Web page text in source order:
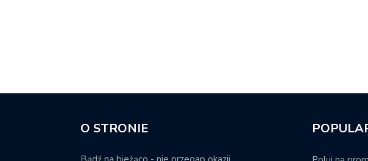
O STRONIE